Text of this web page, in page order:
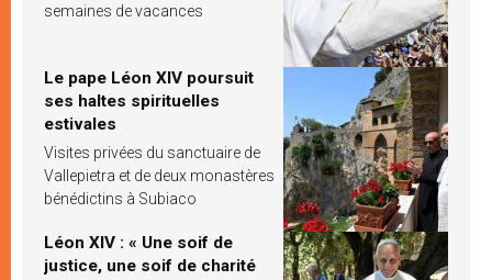
semaines de vacances
Le pape Léon XIV poursuit
ses haltes spirituelles
estivales
Visites privées du sanctuaire de
Vallepietra et de deux monastères
bénédictins à Subiaco
Léon XIV : « Une soif de
justice, une soif de charité